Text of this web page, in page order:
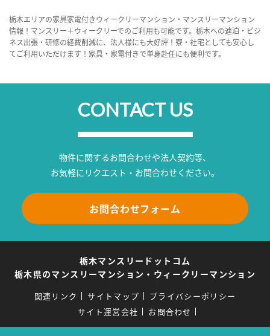
栃木エリアの家具家電付きウィークリーマンション・マンスリーマンション
情報！マンスリー＋ウィークリーでのご利用も可能です。栃木への連泊・ビジ
ネス出張・研修の経費削減に、法人様にも大好評！寮・社宅としても安心し
てご利用いただけます！家具・家電付きで単身赴任にも便利です。
CONTACT US
物件に関するお問合わせや法人契約等、
お気軽にリクエスト・お問合わせください。
お問合わせフォーム
栃木マンスリードットコム
栃木県のマンスリーマンション・ウィークリーマンション
関連リンク サイトマップ
プライバシーポリシー
サイト運営会社
お問合わせ